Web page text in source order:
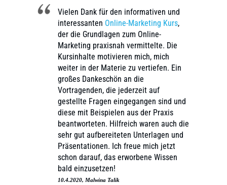
Vielen Dank für den informativen und
interessanten Online-Marketing Kurs,
der die Grundlagen zum Online-
Marketing praxisnah vermittelte. Die
Kursinhalte motivieren mich, mich
weiter in der Materie zu vertiefen. Ein
großes Dankeschön an die
Vortragenden, die jederzeit auf
gestellte Fragen eingegangen sind und
diese mit Beispielen aus der Praxis
beantworteten. Hilfreich waren auch die
sehr gut aufbereiteten Unterlagen und
Präsentationen. Ich freue mich jetzt
schon darauf, das erworbene Wissen
bald einzusetzen!
10.4.2020, Malwina Talik